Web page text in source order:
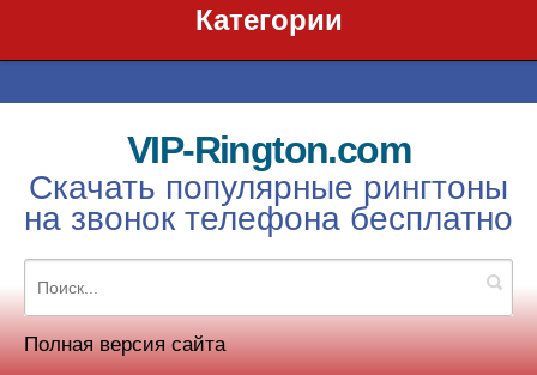
Категории
VIP-Rington.com
Скачать популярные рингтоны
на звонок телефона бесплатно
Полная версия сайта